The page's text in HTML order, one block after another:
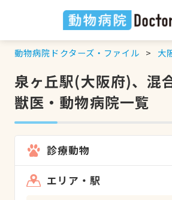
動物病院ドクターズ・ファイル 大
泉ヶ丘駅(大阪府)、混
獣医・動物病院一覧
診療動物
エリア・駅